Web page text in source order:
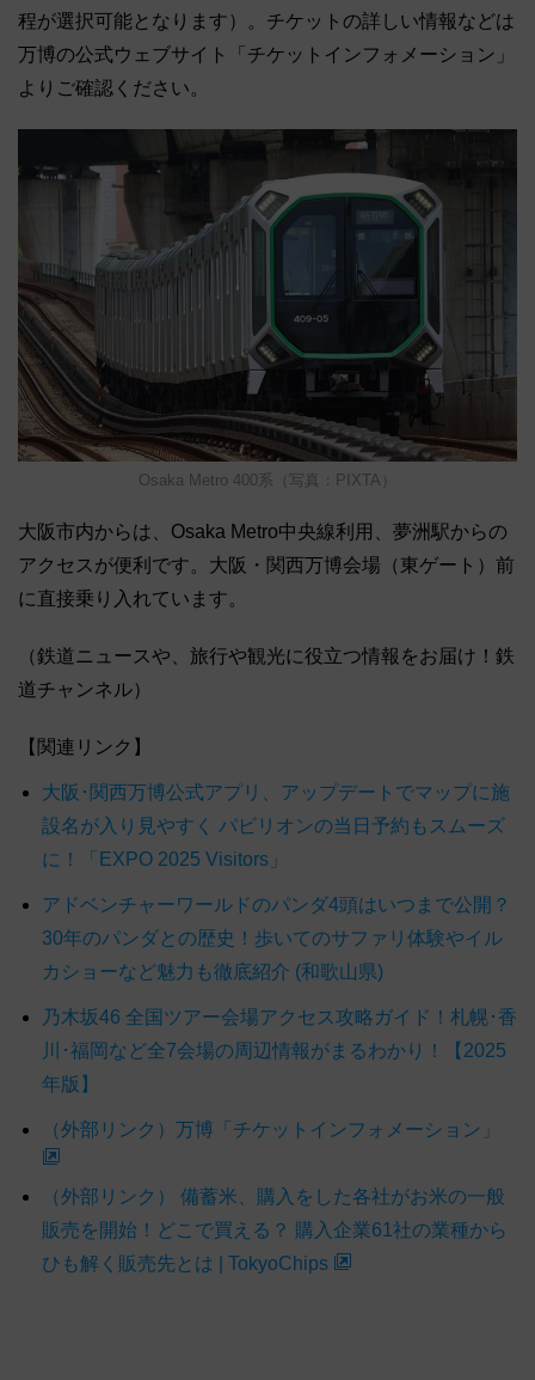
程が選択可能となります）。チケットの詳しい情報などは
万博の公式ウェブサイト「チケットインフォメーション」
よりご確認ください。
Osaka Metro 400系（写真：PIXTA）
大阪市内からは、Osaka Metro中央線利用、夢洲駅からの
アクセスが便利です。大阪・関西万博会場（東ゲート）前
に直接乗り入れています。
（鉄道ニュースや、旅行や観光に役立つ情報をお届け！鉄
道チャンネル）
【関連リンク】
大阪･関西万博公式アプリ、アップデートでマップに施
設名が入り見やすく パビリオンの当日予約もスムーズ
に！「EXPO 2025 Visitors」
アドベンチャーワールドのパンダ4頭はいつまで公開？
30年のパンダとの歴史！歩いてのサファリ体験やイル
カショーなど魅力も徹底紹介 (和歌山県)
乃木坂46 全国ツアー会場アクセス攻略ガイド！札幌･香
川･福岡など全7会場の周辺情報がまるわかり！【2025
年版】
（外部リンク）万博「チケットインフォメーション」
（外部リンク） 備蓄米、購入をした各社がお米の一般
販売を開始！どこで買える？ 購入企業61社の業種から
ひも解く販売先とは | TokyoChips